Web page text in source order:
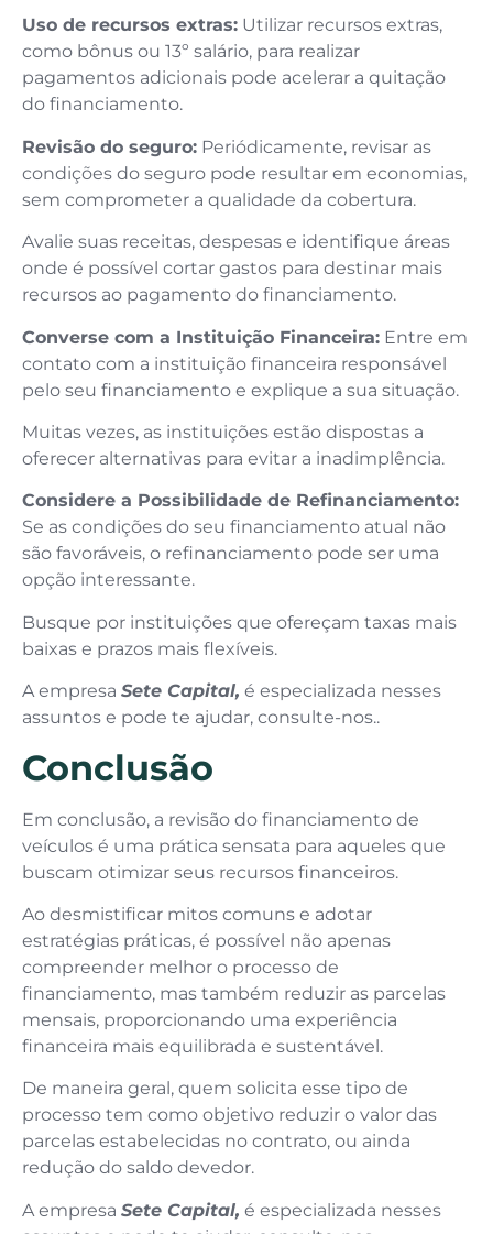
Uso de recursos extras: Utilizar recursos extras,
como bônus ou 13º salário, para realizar
pagamentos adicionais pode acelerar a quitação
do financiamento.
Revisão do seguro: Periódicamente, revisar as
condições do seguro pode resultar em economias,
sem comprometer a qualidade da cobertura.
Avalie suas receitas, despesas e identifique áreas
onde é possível cortar gastos para destinar mais
recursos ao pagamento do financiamento.
Converse com a Instituição Financeira: Entre em
contato com a instituição financeira responsável
pelo seu financiamento e explique a sua situação.
Muitas vezes, as instituições estão dispostas a
oferecer alternativas para evitar a inadimplência.
Considere a Possibilidade de Refinanciamento:
Se as condições do seu financiamento atual não
são favoráveis, o refinanciamento pode ser uma
opção interessante.
Busque por instituições que ofereçam taxas mais
baixas e prazos mais flexíveis.
A empresa Sete Capital, é especializada nesses
assuntos e pode te ajudar, consulte-nos..
Conclusão
Em conclusão, a revisão do financiamento de
veículos é uma prática sensata para aqueles que
buscam otimizar seus recursos financeiros.
Ao desmistificar mitos comuns e adotar
estratégias práticas, é possível não apenas
compreender melhor o processo de
financiamento, mas também reduzir as parcelas
mensais, proporcionando uma experiência
financeira mais equilibrada e sustentável.
De maneira geral, quem solicita esse tipo de
processo tem como objetivo reduzir o valor das
parcelas estabelecidas no contrato, ou ainda
redução do saldo devedor.
A empresa Sete Capital, é especializada nesses